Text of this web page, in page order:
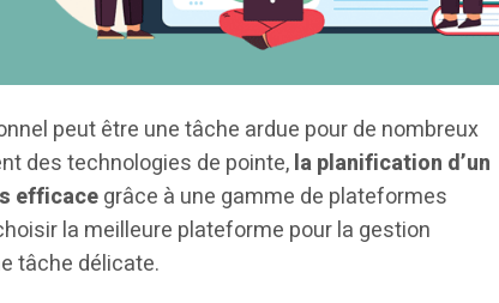
peut être une tâche ardue pour de nombreux
des technologies de pointe,la planification d’un
efficacegrâce à une gamme de plateformes
la meilleure plateforme pour la gestion
tâche délicate.